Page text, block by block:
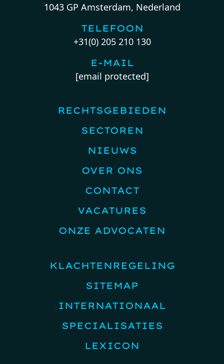
1043 GP Amsterdam, Nederland
TELEFOON
+31(0) 205 210 130
E-MAIL
[email protected]
RECHTSGEBIEDEN
SECTOREN
NIEUWS
OVER ONS
CONTACT
VACATURES
ONZE ADVOCATEN
KLACHTENREGELING
SITEMAP
INTERNATIONAAL
SPECIALISATIES
LEXICON